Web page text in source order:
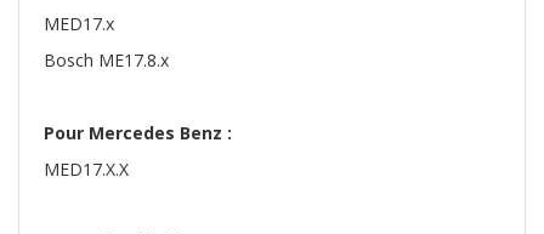
MED17.x
Bosch ME17.8.x
Pour Mercedes Benz :
MED17.X.X